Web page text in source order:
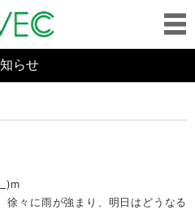
らせ
徐々に雨が強まり、明日はどうなる